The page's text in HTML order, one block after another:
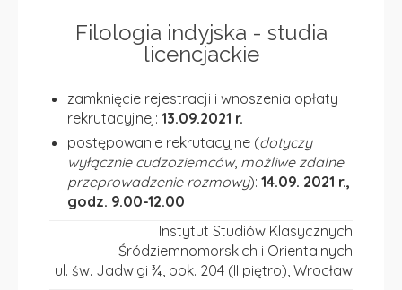
Filologia indyjska - studia
licencjackie
zamknięcie rejestracji i wnoszenia opłaty
rekrutacyjnej: 13.09.2021 r.
postępowanie rekrutacyjne (dotyczy
wyłącznie cudzoziemców, możliwe zdalne
przeprowadzenie rozmowy): 14.09. 2021 r.,
godz. 9.00-12.00
Instytut Studiów Klasycznych
Śródziemnomorskich i Orientalnych
ul. św. Jadwigi ¾, pok. 204 (II piętro), Wrocław